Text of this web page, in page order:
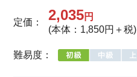
定価： 2,035円
(本体：1,850円＋税)
難易度：